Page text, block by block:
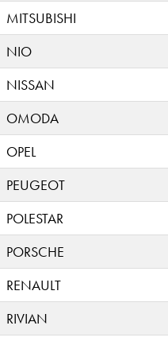
MITSUBISHI
NIO
NISSAN
OMODA
OPEL
PEUGEOT
POLESTAR
PORSCHE
RENAULT
RIVIAN